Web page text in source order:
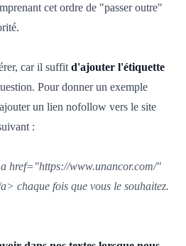
cet ordre de "passer outre"
car il suffit d'ajouter l'étiquette
Pour donner un exemple
un lien nofollow vers le site
:
href="https://www.unancor.com/"
chaque fois que vous le souhaitez.